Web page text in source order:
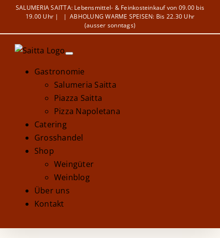
Zum
springen
SALUMERIA SAITTA: Lebensmittel- & Feinkosteinkauf von 09.00 bis
19.00 Uhr |
| ABHOLUNG WARME SPEISEN: Bis 22.30 Uhr
(ausser sonntags)
Gastronomie
Salumeria Saitta
Piazza Saitta
Pizza Napoletana
Catering
Grosshandel
Shop
Weingüter
Weinblog
Über uns
Kontakt